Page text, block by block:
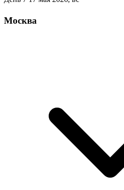
Москва